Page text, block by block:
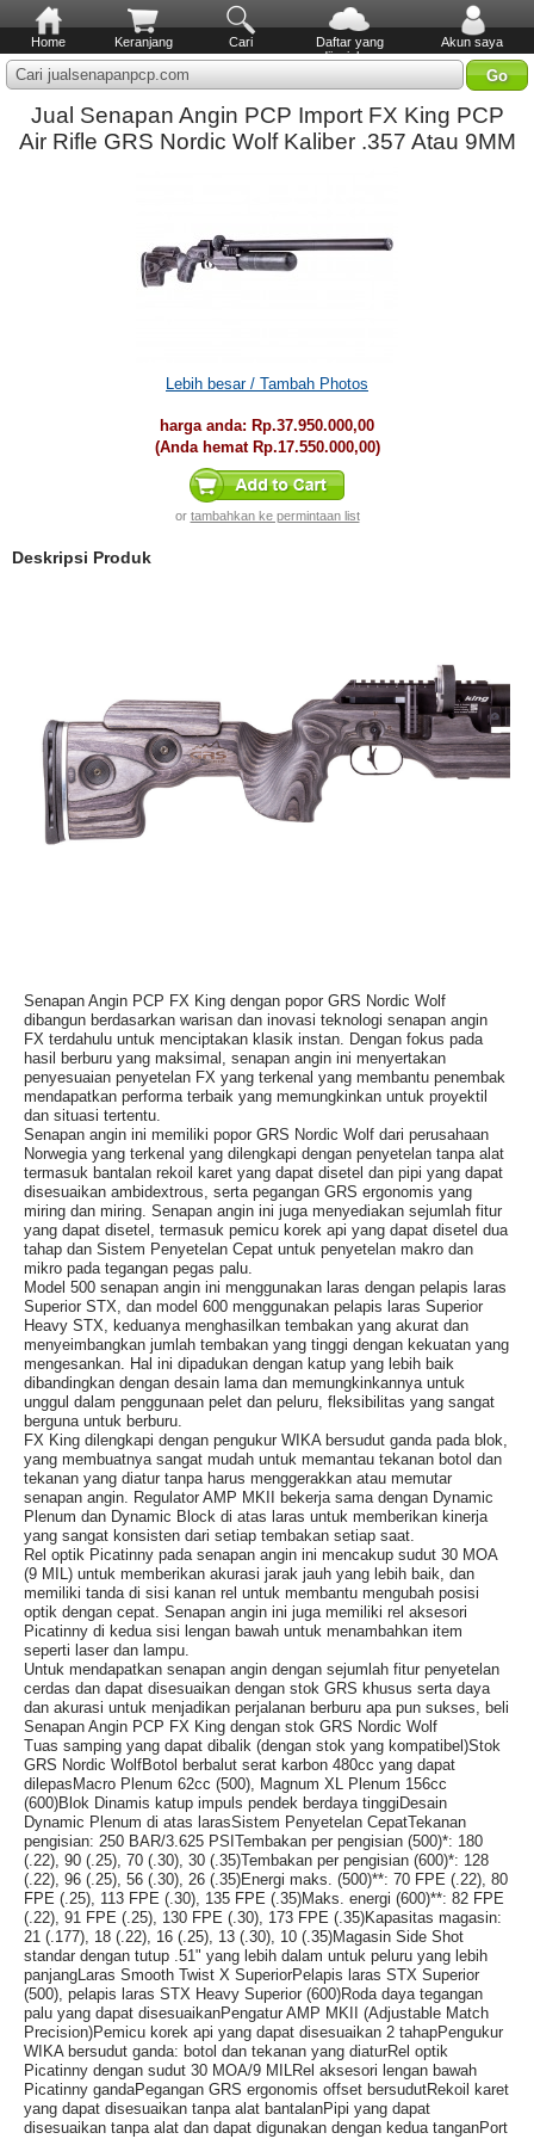
Home Keranjang Cari
Daftar yang
diinginkan
Akun saya
Cari jualsenapanpcp.com
Jual Senapan Angin PCP Import FX King PCP
Air Rifle GRS Nordic Wolf Kaliber .357 Atau 9MM
Lebih besar / Tambah Photos
harga anda: Rp.37.950.000,00
(Anda hemat Rp.17.550.000,00)
or tambahkan ke permintaan list
Deskripsi Produk
Senapan Angin PCP FX King dengan popor GRS Nordic Wolf
dibangun berdasarkan warisan dan inovasi teknologi senapan angin
FX terdahulu untuk menciptakan klasik instan. Dengan fokus pada
hasil berburu yang maksimal, senapan angin ini menyertakan
penyesuaian penyetelan FX yang terkenal yang membantu penembak
mendapatkan performa terbaik yang memungkinkan untuk proyektil
dan situasi tertentu.
Senapan angin ini memiliki popor GRS Nordic Wolf dari perusahaan
Norwegia yang terkenal yang dilengkapi dengan penyetelan tanpa alat
termasuk bantalan rekoil karet yang dapat disetel dan pipi yang dapat
disesuaikan ambidextrous, serta pegangan GRS ergonomis yang
miring dan miring. Senapan angin ini juga menyediakan sejumlah fitur
yang dapat disetel, termasuk pemicu korek api yang dapat disetel dua
tahap dan Sistem Penyetelan Cepat untuk penyetelan makro dan
mikro pada tegangan pegas palu.
Model 500 senapan angin ini menggunakan laras dengan pelapis laras
Superior STX, dan model 600 menggunakan pelapis laras Superior
Heavy STX, keduanya menghasilkan tembakan yang akurat dan
menyeimbangkan jumlah tembakan yang tinggi dengan kekuatan yang
mengesankan. Hal ini dipadukan dengan katup yang lebih baik
dibandingkan dengan desain lama dan memungkinkannya untuk
unggul dalam penggunaan pelet dan peluru, fleksibilitas yang sangat
berguna untuk berburu.
FX King dilengkapi dengan pengukur WIKA bersudut ganda pada blok,
yang membuatnya sangat mudah untuk memantau tekanan botol dan
tekanan yang diatur tanpa harus menggerakkan atau memutar
senapan angin. Regulator AMP MKII bekerja sama dengan Dynamic
Plenum dan Dynamic Block di atas laras untuk memberikan kinerja
yang sangat konsisten dari setiap tembakan setiap saat.
Rel optik Picatinny pada senapan angin ini mencakup sudut 30 MOA
(9 MIL) untuk memberikan akurasi jarak jauh yang lebih baik, dan
memiliki tanda di sisi kanan rel untuk membantu mengubah posisi
optik dengan cepat. Senapan angin ini juga memiliki rel aksesori
Picatinny di kedua sisi lengan bawah untuk menambahkan item
seperti laser dan lampu.
Untuk mendapatkan senapan angin dengan sejumlah fitur penyetelan
cerdas dan dapat disesuaikan dengan stok GRS khusus serta daya
dan akurasi untuk menjadikan perjalanan berburu apa pun sukses, beli
Senapan Angin PCP FX King dengan stok GRS Nordic Wolf
Tuas samping yang dapat dibalik (dengan stok yang kompatibel)Stok
GRS Nordic WolfBotol berbalut serat karbon 480cc yang dapat
dilepasMacro Plenum 62cc (500), Magnum XL Plenum 156cc
(600)Blok Dinamis katup impuls pendek berdaya tinggiDesain
Dynamic Plenum di atas larasSistem Penyetelan CepatTekanan
pengisian: 250 BAR/3.625 PSITembakan per pengisian (500)*: 180
(.22), 90 (.25), 70 (.30), 30 (.35)Tembakan per pengisian (600)*: 128
(.22), 96 (.25), 56 (.30), 26 (.35)Energi maks. (500)**: 70 FPE (.22), 80
FPE (.25), 113 FPE (.30), 135 FPE (.35)Maks. energi (600)**: 82 FPE
(.22), 91 FPE (.25), 130 FPE (.30), 173 FPE (.35)Kapasitas magasin:
21 (.177), 18 (.22), 16 (.25), 13 (.30), 10 (.35)Magasin Side Shot
standar dengan tutup .51" yang lebih dalam untuk peluru yang lebih
panjangLaras Smooth Twist X SuperiorPelapis laras STX Superior
(500), pelapis laras STX Heavy Superior (600)Roda daya tegangan
palu yang dapat disesuaikanPengatur AMP MKII (Adjustable Match
Precision)Pemicu korek api yang dapat disesuaikan 2 tahapPengukur
WIKA bersudut ganda: botol dan tekanan yang diaturRel optik
Picatinny dengan sudut 30 MOA/9 MILRel aksesori lengan bawah
Picatinny gandaPegangan GRS ergonomis offset bersudutRekoil karet
yang dapat disesuaikan tanpa alat bantalanPipi yang dapat
disesuaikan tanpa alat dan dapat digunakan dengan kedua tanganPort